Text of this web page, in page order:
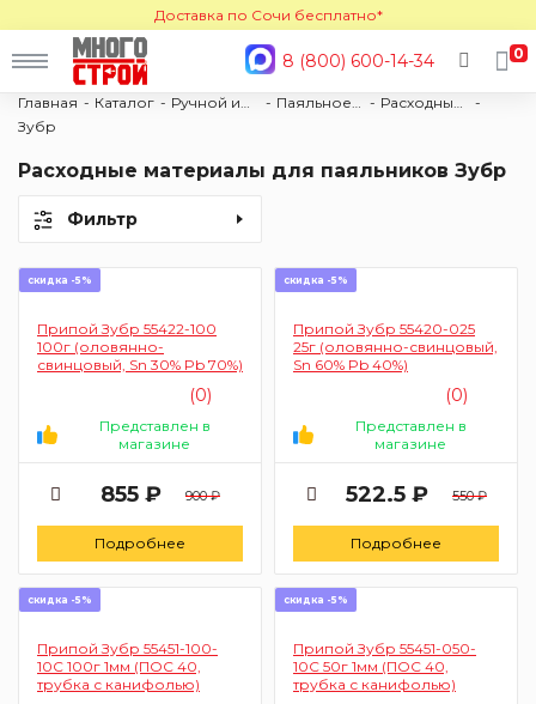
Доставка по Сочи бесплатно*
8 (800) 600-14-34 0
Главная Каталог
Зубр
Расходные материалы для паяльников Зубр
Фильтр
скидка -5%
Припой Зубр 55422-100
100г (оловянно-
свинцовый, Sn 30% Pb 70%)
(0)
Представлен в
магазине
855 ₽ 900 ₽
Подробнее
скидка -5%
Припой Зубр 55420-025
25г (оловянно-свинцовый,
Sn 60% Pb 40%)
(0)
Представлен в
магазине
522.5 ₽ 550 ₽
Подробнее
скидка -5%
Припой Зубр 55451-100-
10С 100г 1мм (ПОС 40,
трубка с канифолью)
скидка -5%
Припой Зубр 55451-050-
10С 50г 1мм (ПОС 40,
трубка с канифолью)